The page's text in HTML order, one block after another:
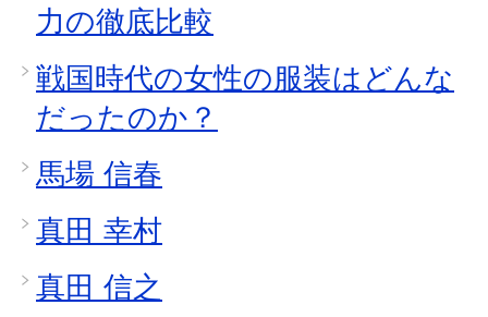
力の徹底比較
戦国時代の女性の服装はどんな
だったのか？
馬場 信春
真田 幸村
真田 信之